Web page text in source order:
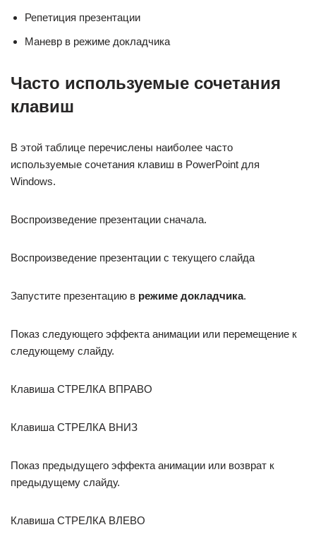
Репетиция презентации
Маневр в режиме докладчика
Часто используемые сочетания
клавиш
В этой таблице перечислены наиболее часто
используемые сочетания клавиш в PowerPoint для
Windows.
Воспроизведение презентации сначала.
Воспроизведение презентации с текущего слайда
Запустите презентацию в режиме докладчика.
Показ следующего эффекта анимации или перемещение к
следующему слайду.
Клавиша СТРЕЛКА ВПРАВО
Клавиша СТРЕЛКА ВНИЗ
Показ предыдущего эффекта анимации или возврат к
предыдущему слайду.
Клавиша СТРЕЛКА ВЛЕВО